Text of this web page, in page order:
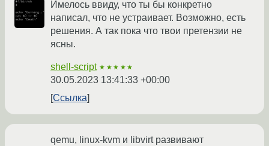
Имелось ввиду, что ты бы конкретно
написал, что не устраивает. Возможно, есть
решения. А так пока что твои претензии не
ясны.
shell-script ★★★★★
30.05.2023 13:41:33 +00:00
Ссылка
qemu, linux-kvm и libvirt развивают